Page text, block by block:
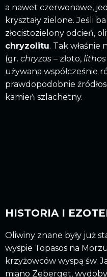
a nawet czerwonawe,
kryształy zielone. Jeśli
złocistozielony odcień,
chryzolitu. Tak właśnie
(gr. chryzos – złoto, lithos
używana współcześnie
prawdopodobnie
kamień szlachetny.
HISTORIA I
Oliwiny znane były już
wyspie Topasos na
krzyżowców wyspą św.
miano Zeberget,